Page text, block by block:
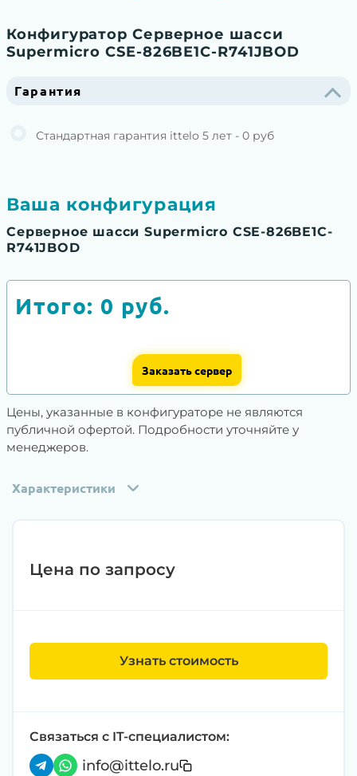
Конфигуратор Серверное шасси
Supermicro CSE-826BE1C-R741JBOD
Гарантия
Стандартная гарантия ittelo 5 лет - 0 руб
Ваша конфигурация
Серверное шасси Supermicro CSE-826BE1C-
R741JBOD
Итого: 0 руб.
Заказать сервер
Цены, указанные в конфигураторе не являются
публичной офертой. Подробности уточняйте у
менеджеров.
Характеристики
Цена по запросу
Узнать стоимость
Связаться с IT-специалистом:
info@ittelo.ru